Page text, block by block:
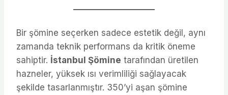
Bir şömine seçerken sadece estetik değil, aynı
zamanda teknik performans da kritik öneme
sahiptir. İstanbul Şömine tarafından üretilen
hazneler, yüksek ısı verimliliği sağlayacak
şekilde tasarlanmıştır. 350’yi aşan şömine